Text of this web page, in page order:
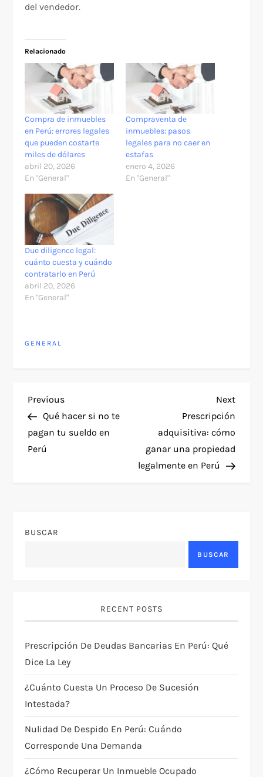
del vendedor.
Relacionado
Compra de inmuebles
en Perú: errores legales
que pueden costarte
miles de dólares
abril 20, 2026
En "General"
Compraventa de
inmuebles: pasos
legales para no caer en
estafas
enero 4, 2026
En "General"
Due diligence legal:
cuánto cuesta y cuándo
contratarlo en Perú
abril 20, 2026
En "General"
GENERAL
N
a
v
a
ó
n
d
e
e
n
Previous
Post
Previous
Qué hacer si no te
pagan tu sueldo en
Perú
Next
Post
Next
Prescripción
adquisitiva: cómo
ganar una propiedad
legalmente en Perú
BUSCAR
BUSCAR
RECENT POSTS
Prescripción De Deudas Bancarias En Perú: Qué
Dice La Ley
¿Cuánto Cuesta Un Proceso De Sucesión
Intestada?
Nulidad De Despido En Perú: Cuándo
Corresponde Una Demanda
¿Cómo Recuperar Un Inmueble Ocupado